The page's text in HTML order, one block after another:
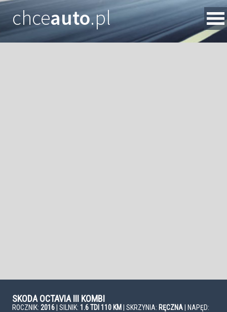
chceauto.pl
SKODA OCTAVIA III KOMBI
ROCZNIK: 2016 | SILNIK: 1.6 TDI 110 KM | SKRZYNIA: RĘCZNA | NAPĘD: